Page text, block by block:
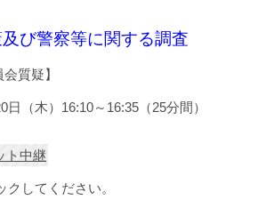
び警察等に関する調査
質疑】
日（木）16:10～16:35（25分間）
ト中継
してください。